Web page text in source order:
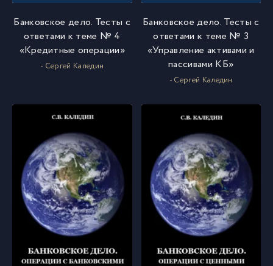
Банковское дело. Тесты с
ответами к теме № 4
«Кредитные операции»
- Сергей Каледин
Банковское дело. Тесты с
ответами к теме № 3
«Управление активами и
пассивами КБ»
- Сергей Каледин